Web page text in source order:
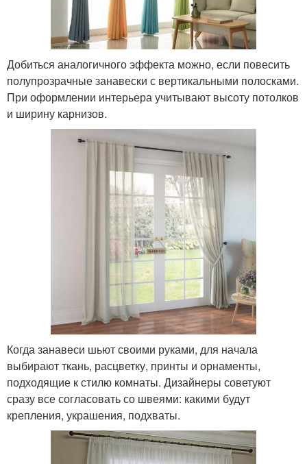
Добиться аналогичного эффекта можно, если повесить
полупрозрачные занавески с вертикальными полосками.
При оформлении интерьера учитывают высоту потолков
и ширину карнизов.
Когда занавеси шьют своими руками, для начала
выбирают ткань, расцветку, принты и орнаменты,
подходящие к стилю комнаты. Дизайнеры советуют
сразу все согласовать со швеями: какими будут
крепления, украшения, подхваты.